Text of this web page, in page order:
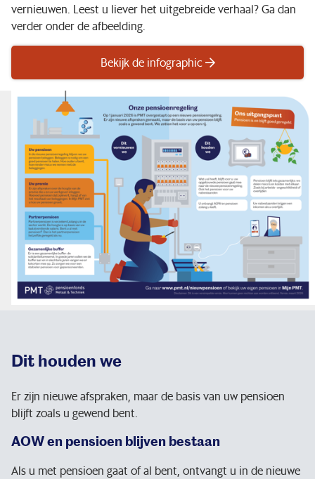
vernieuwen. Leest u liever het uitgebreide verhaal? Ga dan
verder onder de afbeelding.
Bekijk de infographic
Dit houden we
Er zijn nieuwe afspraken, maar de basis van uw pensioen
blijft zoals u gewend bent.
AOW en pensioen blijven bestaan
Als u met pensioen gaat of al bent, ontvangt u in de nieuwe